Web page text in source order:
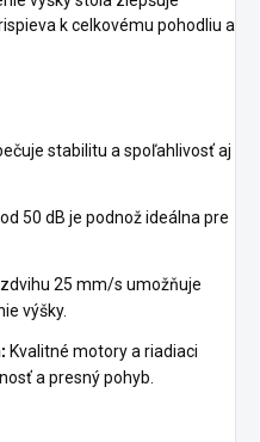
k celkovému pohodliu a
stabilitu a spoľahlivosť aj
50 dB je podnož ideálna pre
25 mm/s umožňuje
výšky.
Kvalitné motory a riadiaci
a presný pohyb.